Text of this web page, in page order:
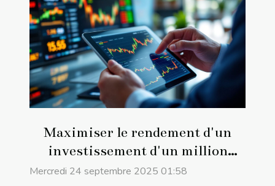
Maximiser le rendement d'un
investissement d'un million
d'euros
Mercredi 24 septembre 2025 01:58